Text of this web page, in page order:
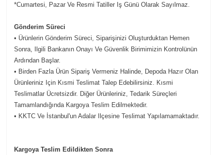
*Cumartesi, Pazar Ve Resmi Tatiller Iş Günü Olarak Sayılmaz.
Gönderim Süreci
• Ürünlerin Gönderim Süreci, Siparişinizi Oluşturduktan Hemen
Sonra, Ilgili Bankanın Onayı Ve Güvenlik Birimimizin Kontrolünün
Ardından Başlar.
• Birden Fazla Ürün Sipariş Vermeniz Halinde, Depoda Hazır Olan
Ürünleriniz Için Kısmi Teslimat Talep Edebilirsiniz. Kısmi
Teslimatlar Ücretsizdir. Diğer Ürünleriniz, Tedarik Süreçleri
Tamamlandığında Kargoya Teslim Edilmektedir.
• KKTC Ve İstanbul'un Adalar Ilçesine Teslimat Yapılamamaktadır.
Kargoya Teslim Edildikten Sonra